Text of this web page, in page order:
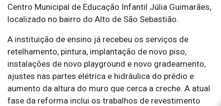
Centro Municipal de Educação Infantil Júlia Guimarães,
localizado no bairro do Alto de São Sebastião.
A instituição de ensino já recebeu os serviços de
retelhamento, pintura, implantação de novo piso,
instalações de novo playground e novo gradeamento,
ajustes nas partes elétrica e hidráulica do prédio e
aumento da altura do muro que cerca a creche. A atual
fase da reforma inclui os trabalhos de revestimento